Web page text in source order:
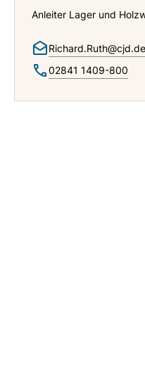
Anleiter Lager und
Richard.Ruth@cjd.de
02841 1409-800